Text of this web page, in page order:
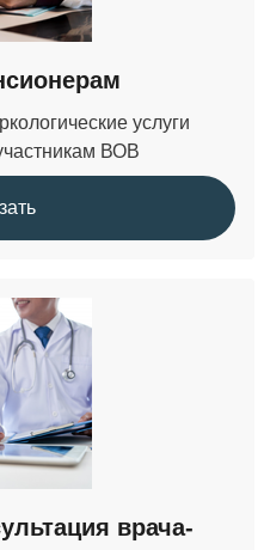
услуги
ВОВ
врача-